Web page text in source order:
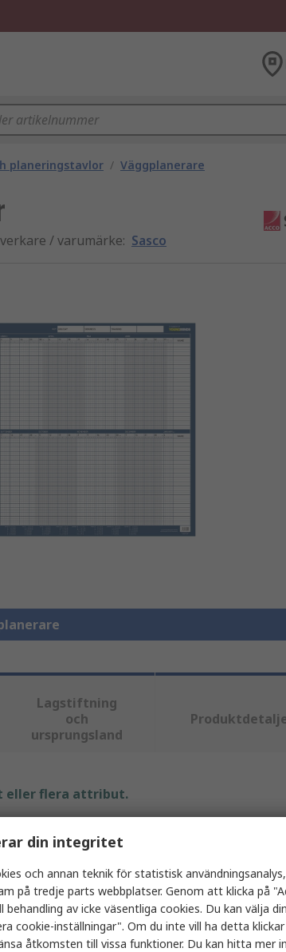
planeringstavlor / Väggplanerare
/ varumärke: Sasco
Lagstiftning
och
ursprungsland
eller flera attribut.
Sasco
Slät
Väggplanerare
din integritet
och annan teknik för statistisk
på tredje parts webbplatser. Genom att klicka på
behandling av icke väsentliga cookies. Du kan välja
cookie-inställningar". Om du inte vill ha detta klickar
åtkomsten till vissa funktioner. Du kan hitta mer